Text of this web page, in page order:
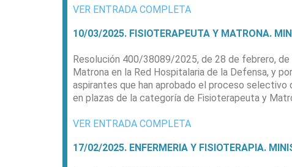
VER ENTRADA COMPLETA
10/03/2025. FISIOTERAPEUTA Y MATRONA.
Resolución 400/38089/2025, de 28 de febrero,
Matrona en la Red Hospitalaria de la Defensa, y
aspirantes que han aprobado el proceso
en plazas de la categoría de Fisioterapeuta y
VER ENTRADA COMPLETA
17/02/2025. ENFERMERIA Y FISIOTERAPIA.